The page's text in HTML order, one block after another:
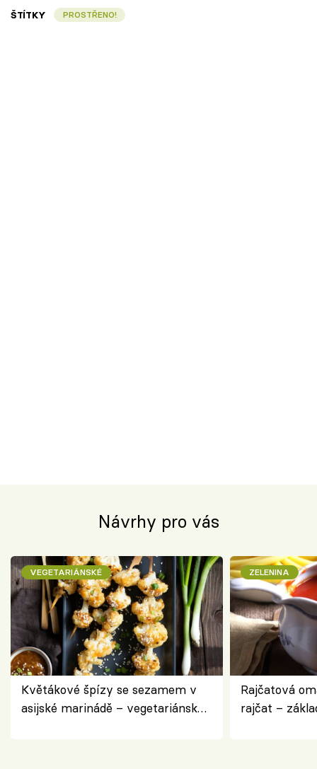
ŠTÍTKY PROSTŘENO!
Návrhy pro vás
VEGETARIÁNSKÉ
Květákové špízy se sezamem v
asijské marinádě – vegetariánská
ZELENINA
Rajčatová
rajčat –